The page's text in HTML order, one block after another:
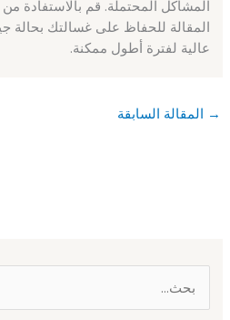
المشاكل المحتملة. قم بالاستفادة
المقالة للحفاظ على غسالتك بحالة
عالية لفترة أطول ممكنة.
→ المقالة السابقة